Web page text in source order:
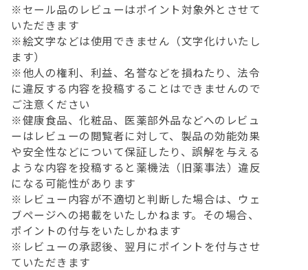
※セール品のレビューはポイント対象外とさせて
いただきます
※絵文字などは使用できません（文字化けいたし
ます）
※他人の権利、利益、名誉などを損ねたり、法令
に違反する内容を投稿することはできませんので
ご注意ください
※健康食品、化粧品、医薬部外品などへのレビュ
ーはレビューの閲覧者に対して、製品の効能効果
や安全性などについて保証したり、誤解を与える
ような内容を投稿すると薬機法（旧薬事法）違反
になる可能性があります
※レビュー内容が不適切と判断した場合は、ウェ
ブページへの掲載をいたしかねます。その場合、
ポイントの付与をいたしかねます
※レビューの承認後、翌月にポイントを付与させ
ていただきます